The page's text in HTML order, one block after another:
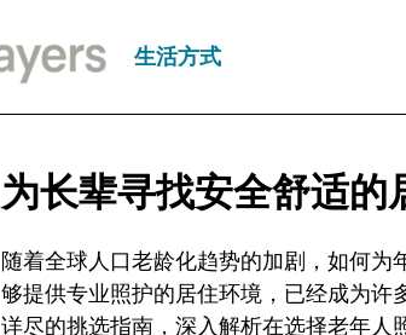
生活方式
为长辈寻找安全舒适的
随着全球人口老龄化趋势的加剧，如何
够提供专业照护的居住环境，已经成为
详尽的挑选指南，深入解析在选择老年